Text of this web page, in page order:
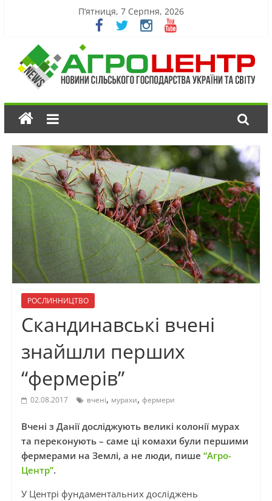
П’ятниця, 7 Серпня, 2026
РОСЛИННИЦТВО
Скандинавські вчені
знайшли перших
“фермерів”
02.08.2017 вчені, мурахи, фермери
Вчені з Данії досліджують великі колонії мурах
та переконують – саме ці комахи були першими
фермерами на Землі, а не люди, пише “Агро-
Центр”.
У Центрі фундаментальних досліджень